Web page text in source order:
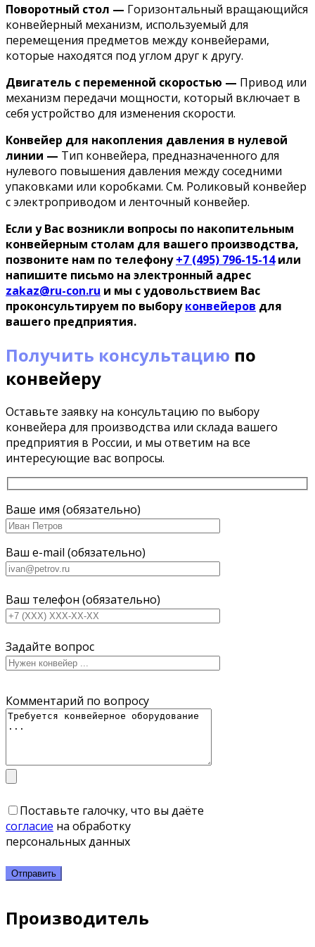
Поворотный стол — Горизонтальный вращающийся
конвейерный механизм, используемый для
перемещения предметов между конвейерами,
которые находятся под углом друг к другу.
Двигатель с переменной скоростью — Привод или
механизм передачи мощности, который включает в
себя устройство для изменения скорости.
Конвейер для накопления давления в нулевой
линии — Тип конвейера, предназначенного для
нулевого повышения давления между соседними
упаковками или коробками. См. Роликовый конвейер
с электроприводом и ленточный конвейер.
Если у Вас возникли вопросы по накопительным
конвейерным столам для вашего производства,
позвоните нам по телефону+7 (495) 796-15-14или
напишите письмо на электронный адрес
zakaz@ru-con.ru и мы с удовольствием Вас
проконсультируем по выборуконвейеров для
вашего предприятия.
Получить консультацию по
конвейеру
Оставьте заявку на консультацию по выбору
конвейера для производства или склада вашего
предприятия в России, и мы ответим на все
интересующие вас вопросы.
Ваше имя (обязательно)
Ваш e-mail (обязательно)
Ваш телефон (обязательно)
Задайте вопрос
Комментарий по вопросу
Поставьте галочку, что вы даёте
согласие на обработку
персональных данных
Производитель